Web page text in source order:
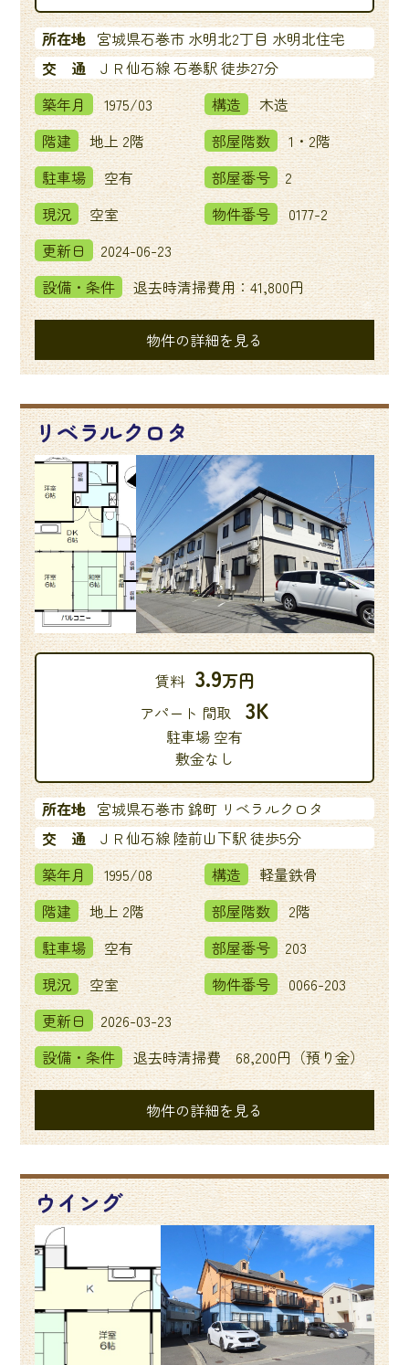
所在地 宮城県石巻市 水明北2丁目 水明北住宅
交 通
ＪＲ仙石線 石巻駅 徒歩27分
築年月
1975/03 構造
木造
階建
地上 2階 部屋階数
1・2階
駐車場
空有 部屋番号
2
現況
空室 物件番号
0177-2
更新日
2024-06-23
設備・条件
退去時清掃費用：41,800円
物件の詳細を見る
リベラルクロタ
賃料 3.9万円
アパート 間取 3K
駐車場 空有
敷金なし
所在地 宮城県石巻市 錦町 リベラルクロタ
交 通
ＪＲ仙石線 陸前山下駅 徒歩5分
築年月
1995/08 構造
軽量鉄骨
階建
地上 2階 部屋階数
2階
駐車場
空有 部屋番号
203
現況
空室 物件番号
0066-203
更新日
2026-03-23
設備・条件
退去時清掃費 68,200円（預り金）
物件の詳細を見る
ウイング